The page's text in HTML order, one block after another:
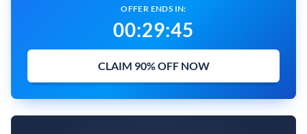
OFFER ENDS IN:
00:29:44
CLAIM 90% OFF NOW